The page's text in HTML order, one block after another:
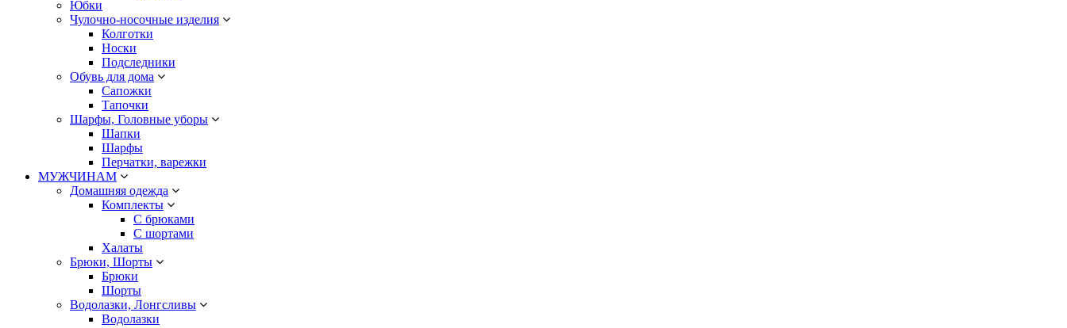
Юбки
Чулочно-носочные изделия
Колготки
Носки
Подследники
Обувь для дома
Сапожки
Тапочки
Шарфы, Головные уборы
Шапки
Шарфы
Перчатки, варежки
МУЖЧИНАМ
Домашняя одежда
Комплекты
С брюками
С шортами
Халаты
Брюки, Шорты
Брюки
Шорты
Водолазки, Лонгсливы
Водолазки